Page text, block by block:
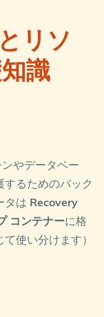
リソ
識
やデータベー
るためのバック
タは Recovery
コンテナーに格
使い分けます）